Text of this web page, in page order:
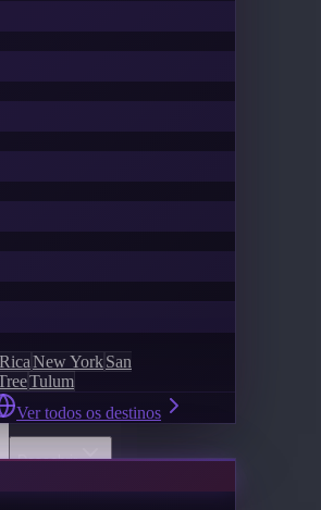
New YorkSan
Tulum
Ver todos os destinos
Descobrir